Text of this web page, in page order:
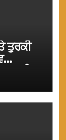
ਤੁਰਕੀ
ਨੂੰ